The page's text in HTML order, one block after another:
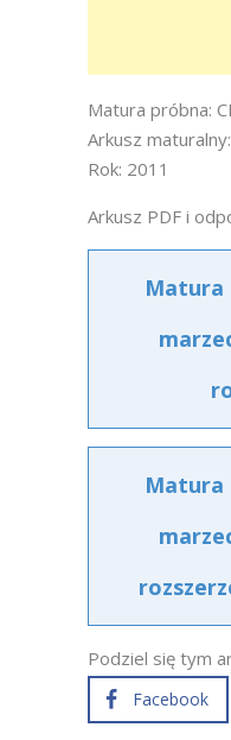
Matura próbna:
Arkusz
Rok: 2011
Arkusz PDF i
Matura
Matura
Podziel się tym
Facebook